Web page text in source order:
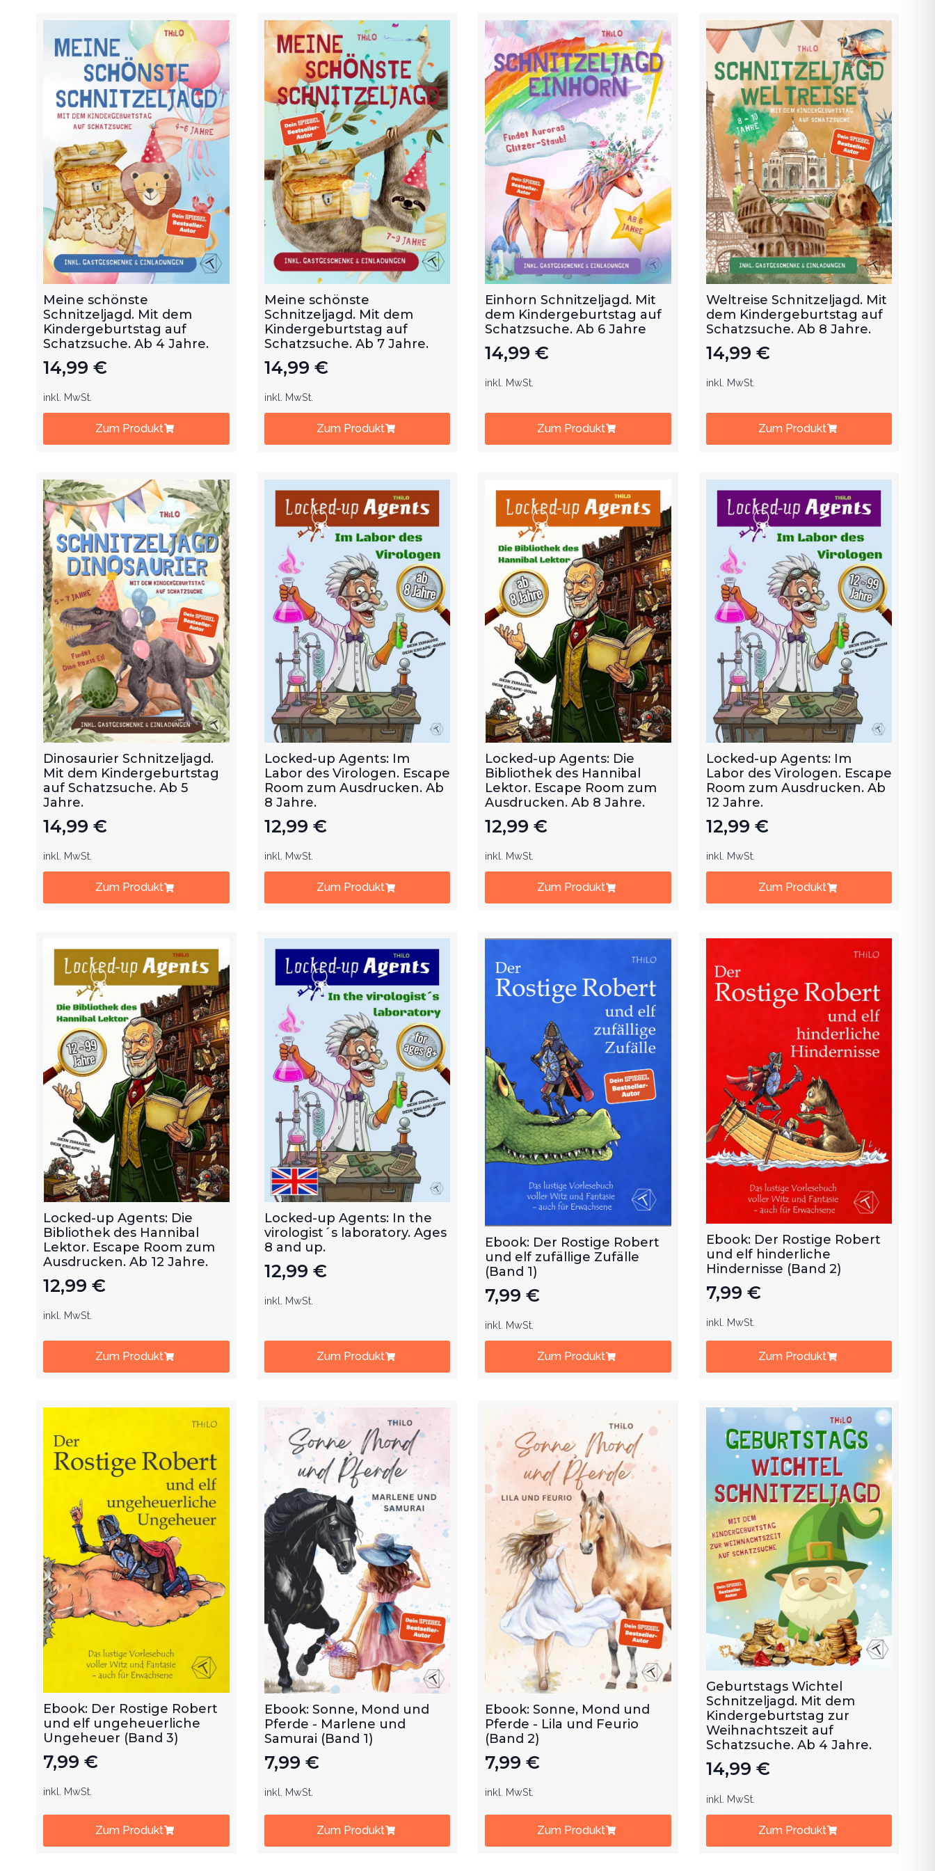
Meine schönste
Schnitzeljagd. Mit dem
Kindergeburtstag auf
Schatzsuche. Ab 4 Jahre.
14,99 €
inkl. MwSt.
Zum Produkt
Meine schönste
Schnitzeljagd. Mit dem
Kindergeburtstag auf
Schatzsuche. Ab 7 Jahre.
14,99 €
inkl. MwSt.
Zum Produkt
Einhorn Schnitzeljagd. Mit
dem Kindergeburtstag auf
Schatzsuche. Ab 6 Jahre
14,99 €
inkl. MwSt.
Zum Produkt
Weltreise Schnitzeljagd. Mit
dem Kindergeburtstag auf
Schatzsuche. Ab 8 Jahre.
14,99 €
inkl. MwSt.
Zum Produkt
Dinosaurier Schnitzeljagd.
Mit dem Kindergeburtstag
auf Schatzsuche. Ab 5
Jahre.
14,99 €
inkl. MwSt.
Zum Produkt
Locked-up Agents: Im
Labor des Virologen. Escape
Room zum Ausdrucken. Ab
8 Jahre.
12,99 €
inkl. MwSt.
Zum Produkt
Locked-up Agents: Die
Bibliothek des Hannibal
Lektor. Escape Room zum
Ausdrucken. Ab 8 Jahre.
12,99 €
inkl. MwSt.
Zum Produkt
Locked-up Agents: Im
Labor des Virologen. Escape
Room zum Ausdrucken. Ab
12 Jahre.
12,99 €
inkl. MwSt.
Zum Produkt
Locked-up Agents: Die
Bibliothek des Hannibal
Lektor. Escape Room zum
Ausdrucken. Ab 12 Jahre.
12,99 €
inkl. MwSt.
Zum Produkt
Locked-up Agents: In the
virologist´s laboratory. Ages
8 and up.
12,99 €
inkl. MwSt.
Zum Produkt
Ebook: Der Rostige Robert
und elf zufällige Zufälle
(Band 1)
7,99 €
inkl. MwSt.
Zum Produkt
Ebook: Der Rostige Robert
und elf hinderliche
Hindernisse (Band 2)
7,99 €
inkl. MwSt.
Zum Produkt
Ebook: Der Rostige Robert
und elf ungeheuerliche
Ungeheuer (Band 3)
7,99 €
inkl. MwSt.
Zum Produkt
Ebook: Sonne, Mond und
Pferde - Marlene und
Samurai (Band 1)
7,99 €
inkl. MwSt.
Zum Produkt
Ebook: Sonne, Mond und
Pferde - Lila und Feurio
(Band 2)
7,99 €
inkl. MwSt.
Zum Produkt
Geburtstags Wichtel
Schnitzeljagd. Mit dem
Kindergeburtstag zur
Weihnachtszeit auf
Schatzsuche. Ab 4 Jahre.
14,99 €
inkl. MwSt.
Zum Produkt